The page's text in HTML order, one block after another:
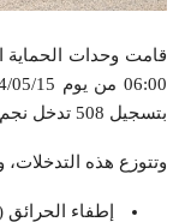
بتسجيل 508 تدخل نجم عنه 15 حالة وفاة و438 مصاب.
وتتوزع هذه
إطفاء الحرائق (43